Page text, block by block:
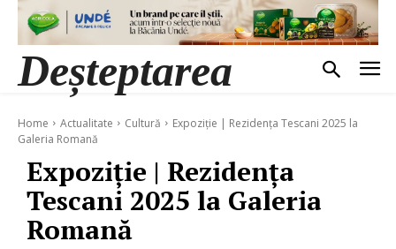
Deșteptarea
Home Actualitate Cultură
Expoziție | Rezidența Tescani 2025 la
Galeria Romană
Expoziție | Rezidența
Tescani 2025 la Galeria
Romană